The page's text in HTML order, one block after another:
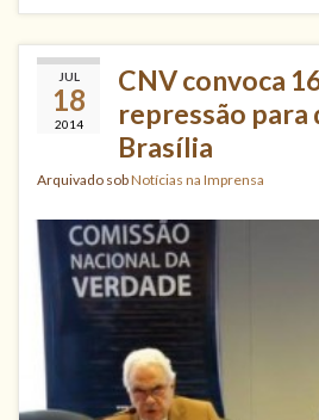
JUL
18
2014
CNV convoca
repressão para
Brasília
Arquivado sobNotícias na Imprensa